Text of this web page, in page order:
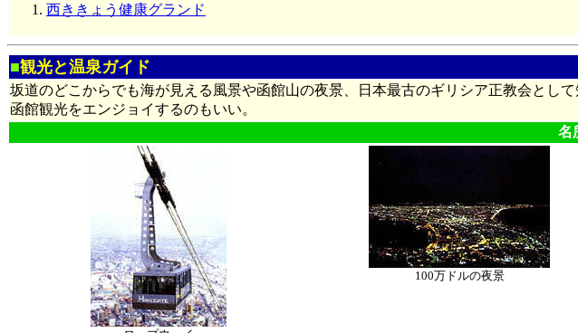
西ききょう健康グランド
■観光と温泉ガイド
坂道のどこからでも海が見える風景や函館山の夜景、日本最古のギリシア正教会とし
函館観光をエンジョイするのもいい。
名
100万ドルの夜景